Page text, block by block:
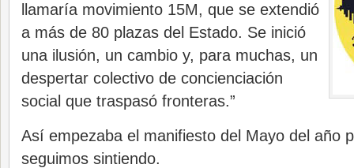
llamaría movimiento 15M, que se extendió
a más de 80 plazas del Estado. Se inició
una ilusión, un cambio y, para muchas, un
despertar colectivo de concienciación
social que traspasó fronteras.”
Así empezaba el manifiesto del Mayo del año
seguimos sintiendo.